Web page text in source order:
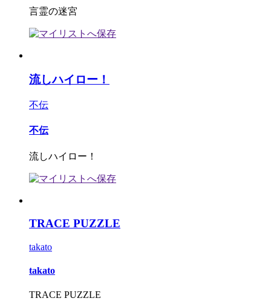
言霊の迷宮
流しハイロー！
不伝
不伝
流しハイロー！
TRACE PUZZLE
takato
takato
TRACE PUZZLE